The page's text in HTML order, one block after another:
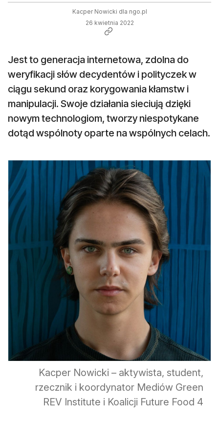
Kacper Nowicki dla ngo.pl
26 kwietnia 2022
Jest to generacja internetowa, zdolna do
weryfikacji słów decydentów i polityczek w
ciągu sekund oraz korygowania kłamstw i
manipulacji. Swoje działania sieciują dzięki
nowym technologiom, tworzy niespotykane
dotąd wspólnoty oparte na wspólnych celach.
Kacper Nowicki – aktywista, student,
rzecznik i koordynator Mediów Green
REV Institute i Koalicji Future Food 4